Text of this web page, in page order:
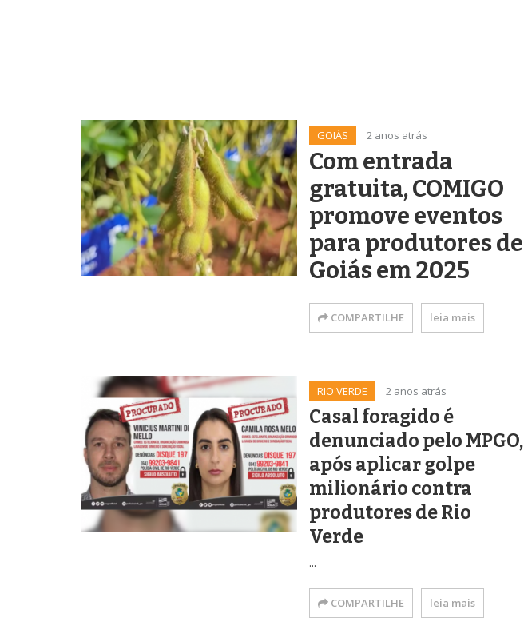
GOIÁS 2 anos atrás
Com entrada
gratuita, COMIGO
promove eventos
para produtores de
Goiás em 2025
COMPARTILHE leia mais
RIO VERDE 2 anos atrás
Casal foragido é
denunciado pelo MPGO,
após aplicar golpe
milionário contra
produtores de Rio
Verde
...
COMPARTILHE leia mais